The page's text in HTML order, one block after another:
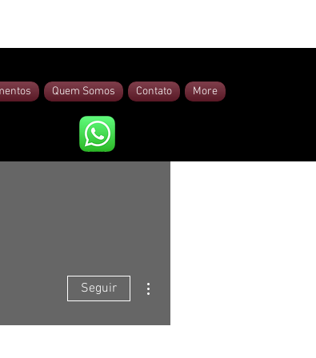
Quem Somos Contato More
Seguir